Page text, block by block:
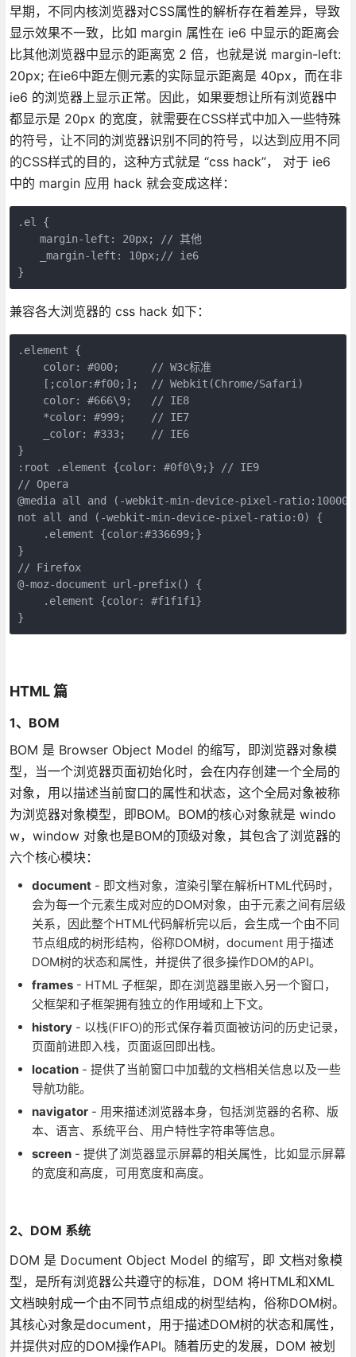
早期，不同内核浏览器对CSS属性的解析存在着差异，导致
显示效果不一致，比如 margin 属性在 ie6 中显示的距离会
比其他浏览器中显示的距离宽 2 倍，也就是说 margin-left:
20px; 在ie6中距左侧元素的实际显示距离是 40px，而在非
ie6 的浏览器上显示正常。因此，如果要想让所有浏览器中
都显示是 20px 的宽度，就需要在CSS样式中加入一些特殊
的符号，让不同的浏览器识别不同的符号，以达到应用不同
的CSS样式的目的，这种方式就是 “css hack”， 对于 ie6
中的 margin 应用 hack 就会变成这样：
.el {
margin-left: 20px; // 其他
_margin-left: 10px;// ie6
}
兼容各大浏览器的 css hack 如下：
.element {
    color: #000;     // W3c标准
    [;color:#f00;];  // Webkit(Chrome/Safari)
    color: #666\9;   // IE8
    *color: #999;    // IE7
    _color: #333;    // IE6
}
:root .element {color: #0f0\9;} // IE9
// Opera
@media all and (-webkit-min-device-pixel-
not all and (-webkit-min-device-pixel-ratio:0) {
    .element {color:#336699;}
}
// Firefox
@-moz-document url-prefix() {
    .element {color: #f1f1f1}
}
HTML 篇
1、BOM
BOM 是 Browser Object Model 的缩写，即浏览器对象模
型，当一个浏览器页面初始化时，会在内存创建一个全局的
对象，用以描述当前窗口的属性和状态，这个全局对象被称
为浏览器对象模型，即BOM。BOM的核心对象就是 windo
w，window 对象也是BOM的顶级对象，其包含了浏览器的
六个核心模块：
document- 即文档对象，渲染引擎在解析HTML代码时，
会为每一个元素生成对应的DOM对象，由于元素之间有层级
关系，因此整个HTML代码解析完以后，会生成一个由不同
节点组成的树形结构，俗称DOM树，document 用于描述
DOM树的状态和属性，并提供了很多操作DOM的API。
frames- HTML 子框架，即在浏览器里嵌入另一个窗口，
父框架和子框架拥有独立的作用域和上下文。
history- 以栈(FIFO)的形式保存着页面被访问的历史记录，
页面前进即入栈，页面返回即出栈。
location- 提供了当前窗口中加载的文档相关信息以及一些
导航功能。
navigator- 用来描述浏览器本身，包括浏览器的名称、版
本、语言、系统平台、用户特性字符串等信息。
screen- 提供了浏览器显示屏幕的相关属性，比如显示屏幕
的宽度和高度，可用宽度和高度。
2、DOM 系统
DOM 是 Document Object Model 的缩写，即 文档对象模
型，是所有浏览器公共遵守的标准，DOM 将HTML和XML
文档映射成一个由不同节点组成的树型结构，俗称DOM树。
其核心对象是document，用于描述DOM树的状态和属性，
并提供对应的DOM操作API。随着历史的发展，DOM 被划